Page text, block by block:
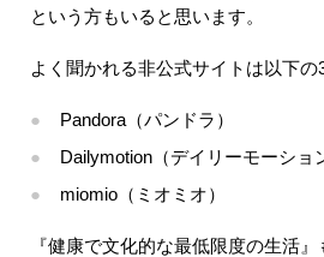
という方もいると思います。
よく聞かれる非公式サイトは以下の3
Pandora（パンドラ）
Dailymotion（デイリーモーショ
miomio（ミオミオ）
『健康で文化的な最低限度の生活